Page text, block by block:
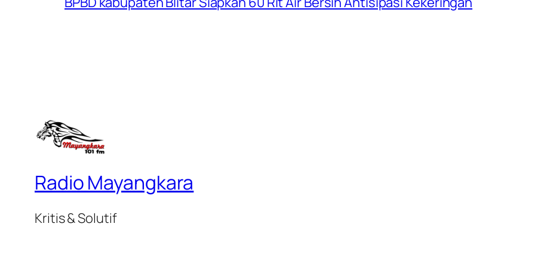
Radio Mayangkara
Kritis & Solutif